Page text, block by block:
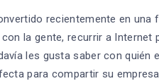
recientemente en
la gente, recurrir a
les gusta saber con quién
para compartir su